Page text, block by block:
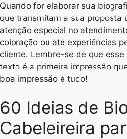
Quando for elaborar sua
que transmitam a sua proposta
atenção especial no
coloração ou até experiências
cliente. Lembre-se de que esse
texto é a primeira impressão
boa impressão é tudo!
60 Ideias de
Cabeleireira